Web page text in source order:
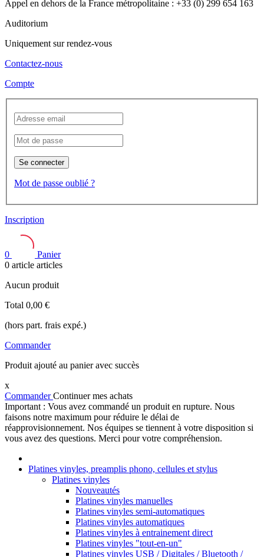
Appel en dehors de la France métropolitaine : +33 (0) 299 654 163
Auditorium
Uniquement sur rendez-vous
Contactez-nous
Compte
Se connecter
Mot de passe oublié ?
Inscription
0
Panier
0 article articles
Aucun produit
Total 0,00 €
(hors part. frais expé.)
Commander
Produit ajouté au panier avec succès
x
CommanderContinuer mes achats
Important : Vous avez commandé un produit en rupture. Nous
faisons notre maximum pour réduire le délai de
réapprovisionnement. Nos équipes se tiennent à votre disposition si
vous avez des questions. Merci pour votre compréhension.
Platines vinyles, preamplis phono, cellules et stylus
Platines vinyles
Nouveautés
Platines vinyles manuelles
Platines vinyles semi-automatiques
Platines vinyles automatiques
Platines vinyles à entrainement direct
Platines vinyles "tout-en-un"
Platines vinyles USB / Digitales / Bluetooth /